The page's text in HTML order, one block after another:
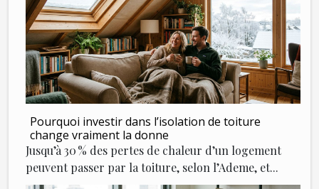
Pourquoi investir dans l’isolation de toiture
change vraiment la donne
Jusqu’à 30 % des pertes de chaleur d’un logement
peuvent passer par la toiture, selon l’Ademe, et...